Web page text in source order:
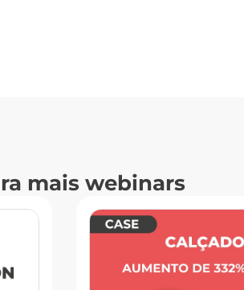
mais webinars